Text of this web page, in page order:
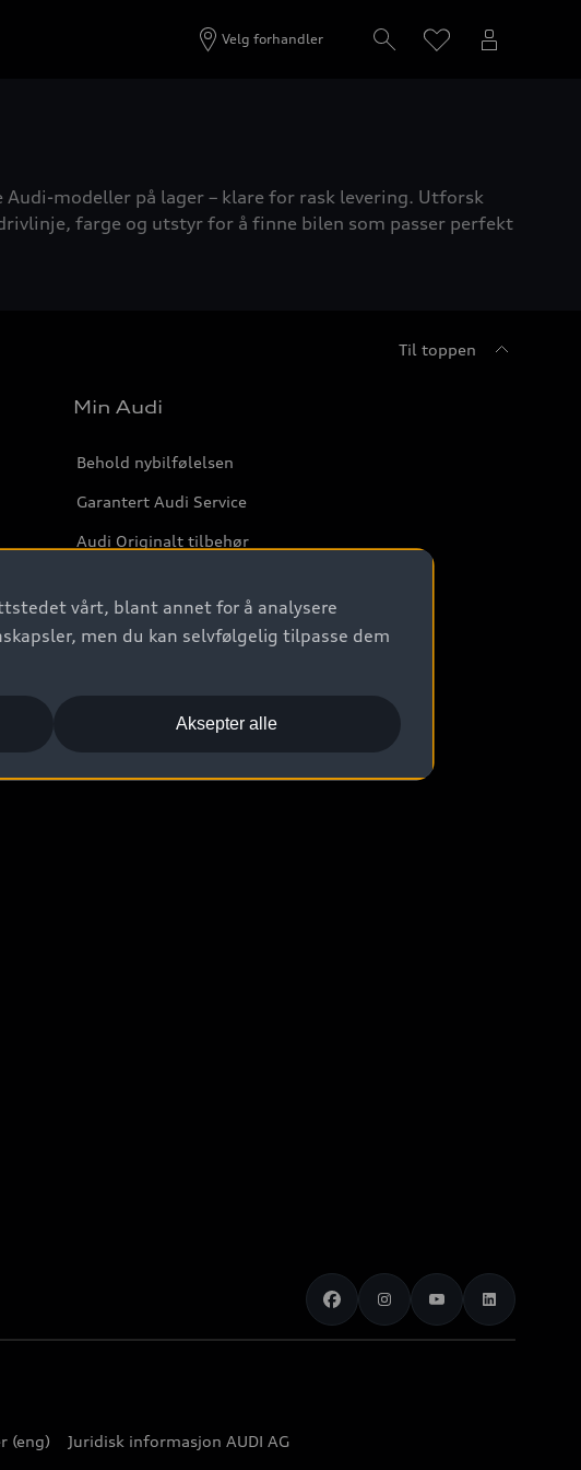
Velg forhandler
modeller på lager – klare for rask levering. Utforsk
farge og utstyr for å finne bilen som passer perfekt
Til toppen
Min Audi
Behold nybilfølelsen
Garantert Audi Service
Audi Originalt tilbehør
(eng) Juridisk informasjon AUDI AG
vårt, blant annet for å analysere
men du kan selvfølgelig tilpasse dem
Aksepter alle